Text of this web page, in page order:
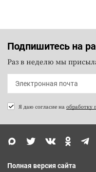
Подпишитесь на
Раз в неделю мы
Я даю согласие на обработку
Полная версия сайта